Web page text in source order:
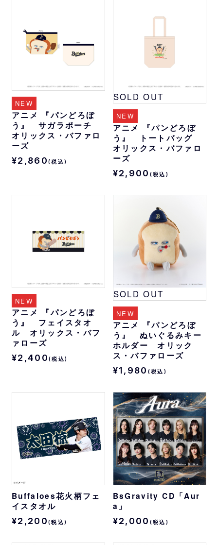
NEW
アニメ 『パンどろぼ
う』 サガラポーチ
オリックス・バファロ
ーズ
¥2,860 (税込)
SOLD OUT
NEW
アニメ 『パンどろぼ
う』 トートバッグ
オリックス・バファロ
ーズ
¥2,900 (税込)
NEW
アニメ 『パンどろぼ
う』 フェイスタオ
ル オリックス・バフ
ァローズ
¥2,400 (税込)
SOLD OUT
NEW
アニメ 『パンどろぼ
う』 ぬいぐるみキー
ホルダー オリック
ス・バファローズ
¥1,980 (税込)
Buffaloes花火柄フェ
イスタオル
¥2,200 (税込)
BsGravity CD「Aur
a」
¥2,000 (税込)